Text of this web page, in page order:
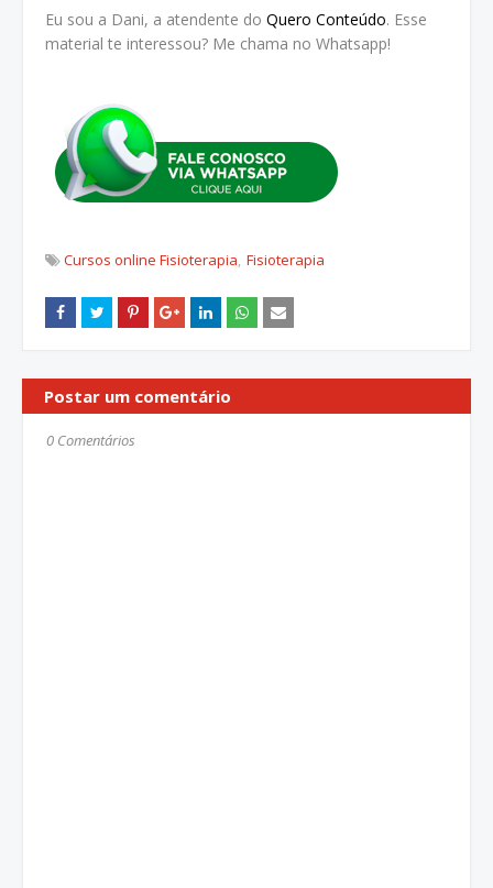
Eu sou a Dani, a atendente do Quero Conteúdo. Esse
material te interessou? Me chama no Whatsapp!
Cursos online Fisioterapia Fisioterapia
Postar um comentário
0 Comentários